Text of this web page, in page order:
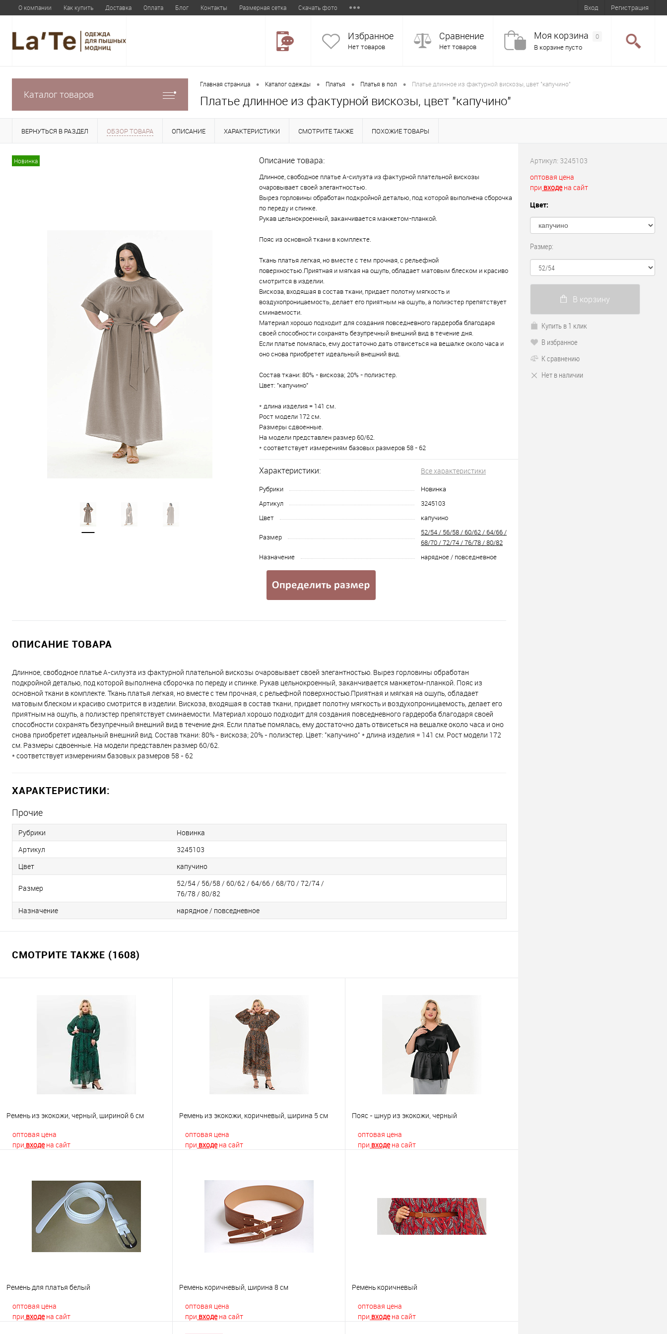
О компании Как купить Доставка Оплата Блог Контакты Размерная сетка Скачать фото Вход Регистрация
Избранное
Нет товаров
Сравнение
Нет товаров
Моя корзина
0
В корзине пусто
Каталог товаров
Главная страница • Каталог одежды • Платья • Платья в пол • Платье длинное из фактурной вискозы, цвет "капучино"
Платье длинное из фактурной вискозы, цвет "капучино"
ВЕРНУТЬСЯ В РАЗДЕЛ ОБЗОР ТОВАРА ОПИСАНИЕ ХАРАКТЕРИСТИКИ СМОТРИТЕ ТАКЖЕ ПОХОЖИЕ ТОВАРЫ
Новинка Описание товара:
Длинное, свободное платье А-силуэта из фактурной плательной вискозы
очаровывает своей элегантностью.
Вырез горловины обработан подкройной деталью, под которой выполнена сборочка
по переду и спинке.
Рукав цельнокроенный, заканчивается манжетом-планкой.
Пояс из основной ткани в комплекте.
Ткань платья легкая, но вместе с тем прочная, с рельефной
поверхностью.Приятная и мягкая на ощупь, обладает матовым блеском и красиво
смотрится в изделии.
Вискоза, входящая в состав ткани, придает полотну мягкость и
воздухопроницаемость, делает его приятным на ощупь, а полиэстер препятствует
сминаемости.
Материал хорошо подходит для создания повседневного гардероба благодаря
своей способности сохранять безупречный внешний вид в течение дня.
Если платье помялась, ему достаточно дать отвисеться на вешалке около часа и
оно снова приобретет идеальный внешний вид.
Состав ткани: 80% - вискоза; 20% - полиэстер.
Цвет: "капучино"
* длина изделия = 141 см.
Рост модели 172 см.
Размеры сдвоенные.
На модели представлен размер 60/62.
* соответствует измерениям базовых размеров 58 - 62
Характеристики: Все характеристики
Рубрики
Новинка
Артикул
3245103
Цвет
капучино
Размер
52/54 / 56/58 / 60/62 / 64/66 /
68/70 / 72/74 / 76/78 / 80/82
Назначение
нарядное / повседневное
ОПИСАНИЕ ТОВАРА
Длинное, свободное платье А-силуэта из фактурной плательной вискозы очаровывает своей элегантностью. Вырез горловины обработан
подкройной деталью, под которой выполнена сборочка по переду и спинке. Рукав цельнокроенный, заканчивается манжетом-планкой. Пояс из
основной ткани в комплекте. Ткань платья легкая, но вместе с тем прочная, с рельефной поверхностью.Приятная и мягкая на ощупь, обладает
матовым блеском и красиво смотрится в изделии. Вискоза, входящая в состав ткани, придает полотну мягкость и воздухопроницаемость, делает его
приятным на ощупь, а полиэстер препятствует сминаемости. Материал хорошо подходит для создания повседневного гардероба благодаря своей
способности сохранять безупречный внешний вид в течение дня. Если платье помялась, ему достаточно дать отвисеться на вешалке около часа и оно
снова приобретет идеальный внешний вид. Состав ткани: 80% - вискоза; 20% - полиэстер. Цвет: "капучино" * длина изделия = 141 см. Рост модели 172
см. Размеры сдвоенные. На модели представлен размер 60/62.
* соответствует измерениям базовых размеров 58 - 62
ХАРАКТЕРИСТИКИ:
Прочие
Рубрики
Новинка
Артикул
3245103
Цвет
капучино
Размер
52/54 / 56/58 / 60/62 / 64/66 / 68/70 / 72/74 /
76/78 / 80/82
Назначение
нарядное / повседневное
СМОТРИТЕ ТАКЖЕ (1608)
Ремень из экокожи, черный, шириной 6 см
оптовая цена
при входена сайт
Купить в 1 клик
К сравнению
В избранное
Недоступно
Ремень из экокожи, коричневый, ширина 5 см
оптовая цена
при входена сайт
Купить в 1 клик
К сравнению
В избранное
Недоступно
Пояс - шнур из экокожи, черный
оптовая цена
при входена сайт
Купить в 1 клик
К сравнению
В избранное
Недоступно
Ремень для платья белый
оптовая цена
при входена сайт
Ремень коричневый, ширина 8 см
оптовая цена
при входена сайт
Ремень коричневый
оптовая цена
при входена сайт
Артикул: 3245103
оптовая цена
при входена сайт
Цвет:
Размер:
В корзину
Купить в 1 клик
В избранное
К сравнению
Нет в наличии